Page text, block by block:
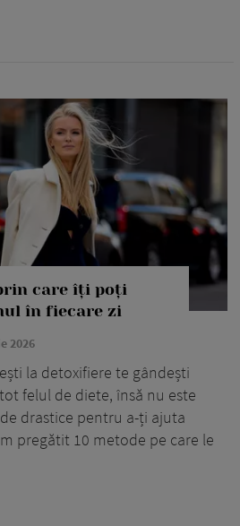
care îți poți
în fiecare zi
2026
la detoxifiere te gândești
felul de diete, însă nu este
drastice pentru a-ți ajuta
pregătit 10 metode pe care le